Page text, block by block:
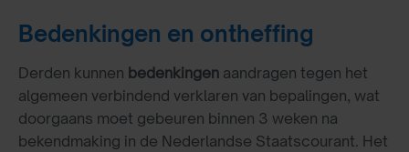
Bedenkingen en ontheffing
Derden kunnen bedenkingen aandragen tegen het
algemeen verbindend verklaren van bepalingen, wat
doorgaans moet gebeuren binnen 3 weken na
bekendmaking in de Nederlandse Staatscourant. Het